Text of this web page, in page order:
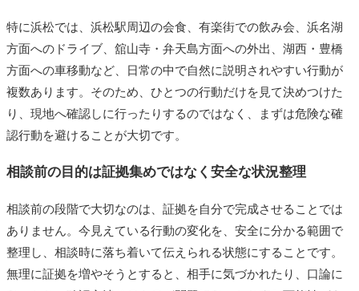
特に浜松では、浜松駅周辺の会食、有楽街での飲み会、浜名湖
方面へのドライブ、舘山寺・弁天島方面への外出、湖西・豊橋
方面への車移動など、日常の中で自然に説明されやすい行動が
複数あります。そのため、ひとつの行動だけを見て決めつけた
り、現地へ確認しに行ったりするのではなく、まずは危険な確
認行動を避けることが大切です。
相談前の目的は証拠集めではなく安全な状況整理
相談前の段階で大切なのは、証拠を自分で完成させることでは
ありません。今見えている行動の変化を、安全に分かる範囲で
整理し、相談時に落ち着いて伝えられる状態にすることです。
無理に証拠を増やそうとすると、相手に気づかれたり、口論に